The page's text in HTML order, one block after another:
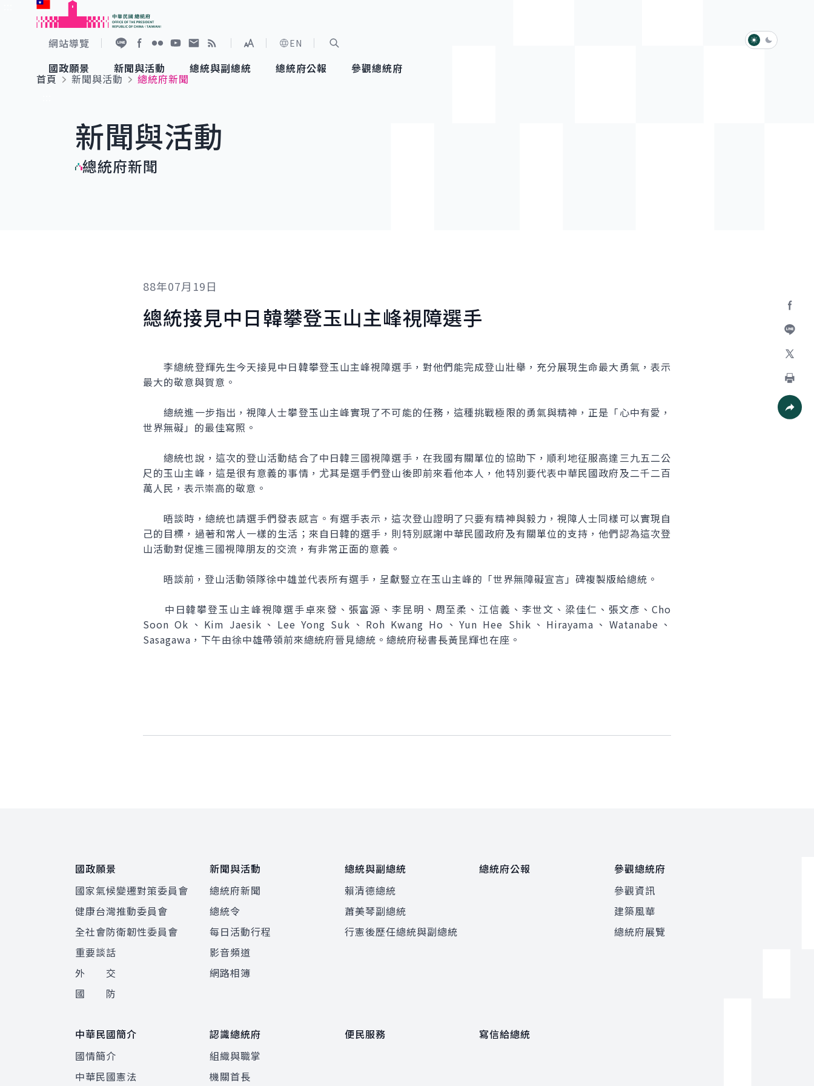
跳到主要內容
網站導覽
展開字級選單
EN
國政願景
國家氣候變遷對策委員會
重要談話
新聞與活動
總統府新聞
影音頻道
總統與副總統
賴清德總統
總統府公報 參觀總統府
參觀資訊
淺色模式
深色模式
首頁
新聞與活動
總統府新聞
新聞與活動
總統府新聞
加入好
列印
88年07月19日
總統接見中日韓攀登玉山主峰視障選手
李總統登輝先生今天接見中日韓攀登玉山主峰視障選手，對他們能完成登山壯舉，充分展現生命最大勇氣，表示
最大的敬意與賀意。
總統進一步指出，視障人士攀登玉山主峰實現了不可能的任務，這種挑戰極限的勇氣與精神，正是「心中有愛，
世界無礙」的最佳寫照。
總統也說，這次的登山活動結合了中日韓三國視障選手，在我國有關單位的協助下，順利地征服高達三九五二公
尺的玉山主峰，這是很有意義的事情，尤其是選手們登山後即前來看他本人，他特別要代表中華民國政府及二千二百
萬人民，表示崇高的敬意。
晤談時，總統也請選手們發表感言。有選手表示，這次登山證明了只要有精神與毅力，視障人士同樣可以實現自
己的目標，過著和常人一樣的生活；來自日韓的選手，則特別感謝中華民國政府及有關單位的支持，他們認為這次登
山活動對促進三國視障朋友的交流，有非常正面的意義。
晤談前，登山活動領隊徐中雄並代表所有選手，呈獻豎立在玉山主峰的「世界無障礙宣言」碑複製版給總統。
中日韓攀登玉山主峰視障選手卓來發、張富源、李昆明、周至柔、江信義、李世文、梁佳仁、張文彥、Cho
Soon Ok、Kim Jaesik、Lee Yong Suk、Roh Kwang Ho、Yun Hee Shik、Hirayama、Watanabe、
Sasagawa，下午由徐中雄帶領前來總統府晉見總統。總統府秘書長黃昆輝也在座。
國政願景
國家氣候變遷對策委員會
健康台灣推動委員會
全社會防衛韌性委員會
重要談話
外 交
國 防
新聞與活動
總統府新聞
總統令
每日活動行程
影音頻道
網路相簿
總統與副總統
賴清德總統
蕭美琴副總統
行憲後歷任總統與副總統
總統府公報
參觀總統府
參觀資訊
建築風華
總統府展覽
中華民國簡介
國情簡介
中華民國憲法
認識總統府
組織與職掌
機關首長
便民服務 寫信給總統